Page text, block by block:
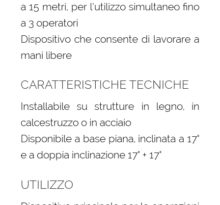
a 15 metri, per l’utilizzo simultaneo fino
a 3 operatori
Dispositivo che consente di lavorare a
mani libere
CARATTERISTICHE TECNICHE
Installabile su strutture in legno, in
calcestruzzo o in acciaio
Disponibile a base piana, inclinata a 17°
e a doppia inclinazione 17° + 17°
UTILIZZO